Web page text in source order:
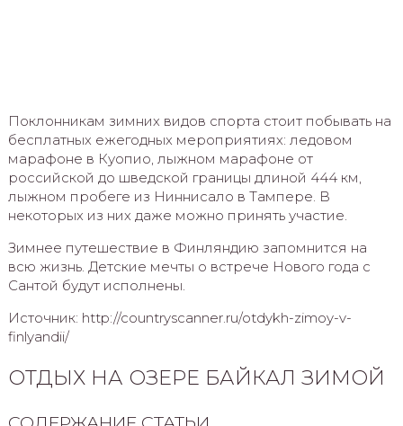
Поклонникам зимних видов спорта стоит побывать на
бесплатных ежегодных мероприятиях: ледовом
марафоне в Куопио, лыжном марафоне от
российской до шведской границы длиной 444 км,
лыжном пробеге из Ниннисало в Тампере. В
некоторых из них даже можно принять участие.
Зимнее путешествие в Финляндию запомнится на
всю жизнь. Детские мечты о встрече Нового года с
Сантой будут исполнены.
Источник: http://countryscanner.ru/otdykh-zimoy-v-
finlyandii/
ОТДЫХ НА ОЗЕРЕ БАЙКАЛ ЗИМОЙ